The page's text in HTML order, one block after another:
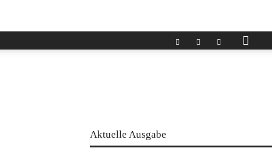
Aktuelle Ausgabe